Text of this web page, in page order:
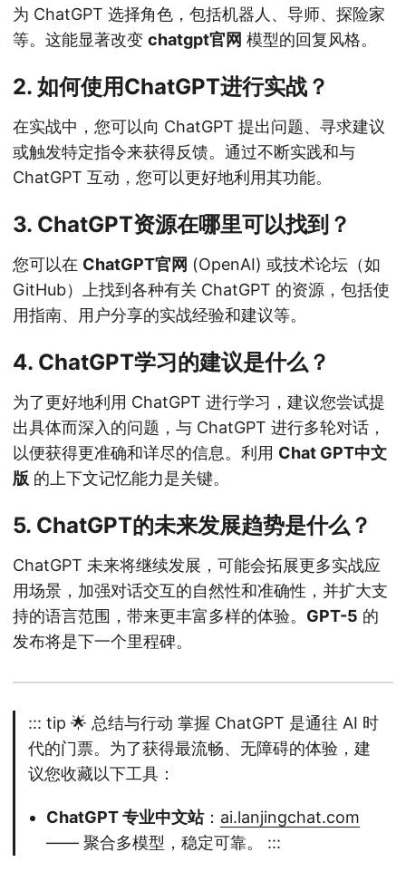
为 ChatGPT 选择角色，包括机器人、导师、探险家
等。这能显著改变 chatgpt官网 模型的回复风格。
2. 如何使用ChatGPT进行实战？
在实战中，您可以向 ChatGPT 提出问题、寻求建议
或触发特定指令来获得反馈。通过不断实践和与
ChatGPT 互动，您可以更好地利用其功能。
3. ChatGPT资源在哪里可以找到？
您可以在 ChatGPT官网 (OpenAI) 或技术论坛（如
GitHub）上找到各种有关 ChatGPT 的资源，包括使
用指南、用户分享的实战经验和建议等。
4. ChatGPT学习的建议是什么？
为了更好地利用 ChatGPT 进行学习，建议您尝试提
出具体而深入的问题，与 ChatGPT 进行多轮对话，
以便获得更准确和详尽的信息。利用 Chat GPT中文
版 的上下文记忆能力是关键。
5. ChatGPT的未来发展趋势是什么？
ChatGPT 未来将继续发展，可能会拓展更多实战应
用场景，加强对话交互的自然性和准确性，并扩大支
持的语言范围，带来更丰富多样的体验。 GPT-5 的
发布将是下一个里程碑。
::: tip 🌟 总结与行动 掌握 ChatGPT 是通往 AI 时
代的门票。为了获得最流畅、无障碍的体验，建
议您收藏以下工具：
ChatGPT 专业中文站： ai.lanjingchat.com
—— 聚合多模型，稳定可靠。 :::